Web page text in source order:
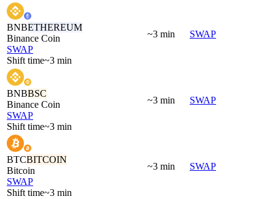
BNBETHEREUM
Binance Coin
SWAP
Shift time~3 min
~3 min SWAP
BNBBSC
Binance Coin
SWAP
Shift time~3 min
~3 min SWAP
BTCBITCOIN
Bitcoin
SWAP
Shift time~3 min
~3 min SWAP